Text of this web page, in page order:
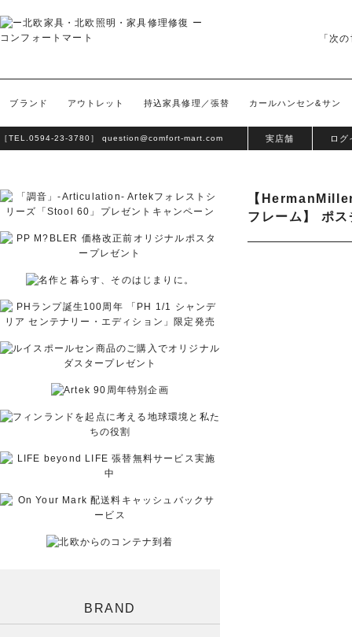
「次
ブランド アウトレット 持込家具修理／張替 カールハンセン&サン
［TEL. 0594-23-3780］ question@comfort-mart.com 実店舗 ログ
【
フレーム】 ポ
BRAND